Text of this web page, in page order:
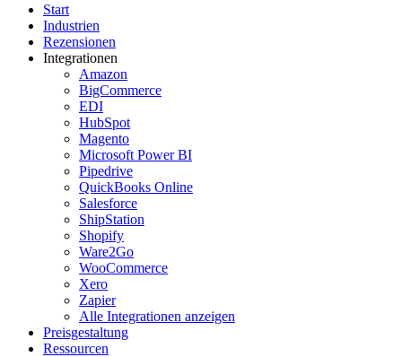
Start
Industrien
Rezensionen
Integrationen
Amazon
BigCommerce
EDI
HubSpot
Magento
Microsoft Power BI
Pipedrive
QuickBooks Online
Salesforce
ShipStation
Shopify
Ware2Go
WooCommerce
Xero
Zapier
Alle Integrationen anzeigen
Preisgestaltung
Ressourcen